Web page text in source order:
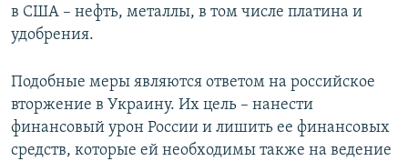
в США – нефть, металлы, в том числе платина и
удобрения.
Подобные меры являются ответом на российское
вторжение в Украину. Их цель – нанести
финансовый урон России и лишить ее финансовых
средств, которые ей необходимы также на ведение